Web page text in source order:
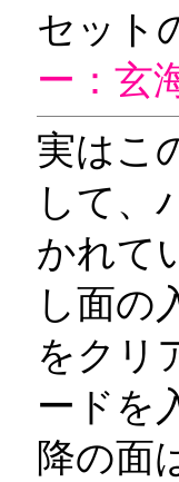
セット
ー：玄
実はこ
して、
かれて
し面の
をクリ
ードを
降の面